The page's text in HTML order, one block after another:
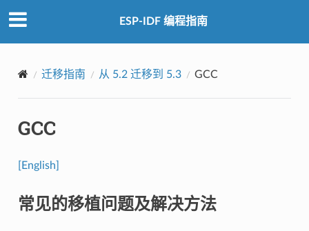
ESP-IDF 编程指南
迁移指南 从 5.2 迁移到 5.3 GCC
GCC
[English]
常见的移植问题及解决方法